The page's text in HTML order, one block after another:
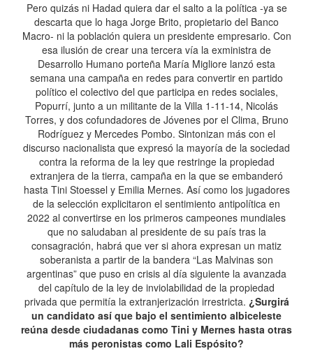
Pero quizás ni Hadad quiera dar el salto a la política -ya se
descarta que lo haga Jorge Brito, propietario del Banco
Macro- ni la población quiera un presidente empresario. Con
esa ilusión de crear una tercera vía la exministra de
Desarrollo Humano porteña María Migliore lanzó esta
semana una campaña en redes para convertir en partido
político el colectivo del que participa en redes sociales,
Popurrí, junto a un militante de la Villa 1-11-14, Nicolás
Torres, y dos cofundadores de Jóvenes por el Clima, Bruno
Rodríguez y Mercedes Pombo. Sintonizan más con el
discurso nacionalista que expresó la mayoría de la sociedad
contra la reforma de la ley que restringe la propiedad
extranjera de la tierra, campaña en la que se embanderó
hasta Tini Stoessel y Emilia Mernes. Así como los jugadores
de la selección explicitaron el sentimiento antipolítica en
2022 al convertirse en los primeros campeones mundiales
que no saludaban al presidente de su país tras la
consagración, habrá que ver si ahora expresan un matiz
soberanista a partir de la bandera “Las Malvinas son
argentinas” que puso en crisis al día siguiente la avanzada
del capítulo de la ley de inviolabilidad de la propiedad
privada que permitía la extranjerización irrestricta. ¿Surgirá
un candidato así que bajo el sentimiento albiceleste
reúna desde ciudadanas como Tini y Mernes hasta otras
más peronistas como Lali Espósito?